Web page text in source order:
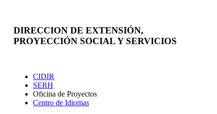
DIRECCION DE EXTENSIÓN,
PROYECCIÓN SOCIAL Y SERVICIOS
CIDIR
SERH
Oficina de Proyectos
Centro de Idiomas